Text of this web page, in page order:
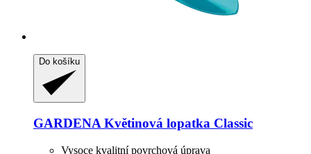
Do košíku
GARDENA Květinová lopatka Classic
Vysoce kvalitní povrchová úprava